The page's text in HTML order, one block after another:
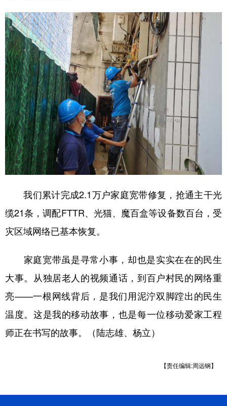
我们累计完成2.1万户家庭宽带修复，抢通主干光
缆21条，调配FTTR、光猫、魔百盒等设备数百台，受
灾区域网络已基本恢复。
家庭宽带虽是寻常小事，却也是实实在在的民生
大事。从独居老人的视频通话，到百户村民的网络重
亮——一根网线背后，是我们用泥泞双脚蹚出的民生
温度。这是我的移动故事，也是每一位移动爱家工程
师正在书写的故事。（陆志雄、杨立）
【责任编辑:周远钢】